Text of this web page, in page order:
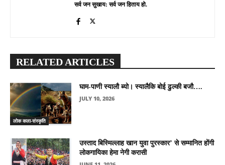
सर्व जन सुखाय: सर्व जन हिताय हो.
RELATED ARTICLES
लोक कला-संस्कृति
घाम-पाणी स्यालौ ब्यो। स्यालैकि बोई ढुल्की बजौ….
JULY 10, 2026
उस्ताद बिस्मिल्लाह खान युवा पुरस्कार’ से सम्मानित होंगी
लोकगायिका हेमा नेगी करासी